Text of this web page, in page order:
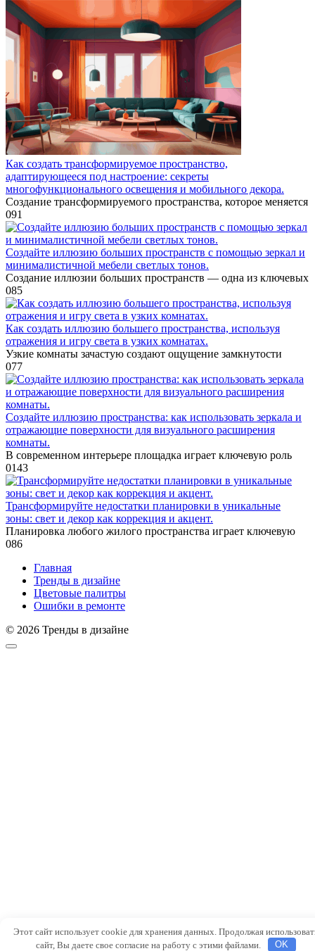
Как создать трансформируемое пространство,
адаптирующееся под настроение: секреты
многофункционального освещения и мобильного декора.
Создание трансформируемого пространства, которое меняется
091
Создайте иллюзию больших пространств с помощью зеркал и
минималистичной мебели светлых тонов.
Создание иллюзии больших пространств — одна из ключевых
085
Как создать иллюзию большего пространства, используя
отражения и игру света в узких комнатах.
Узкие комнаты зачастую создают ощущение замкнутости
077
Создайте иллюзию пространства: как использовать зеркала и
отражающие поверхности для визуального расширения
комнаты.
В современном интерьере площадка играет ключевую роль
0143
Трансформируйте недостатки планировки в уникальные
зоны: свет и декор как коррекция и акцент.
Планировка любого жилого пространства играет ключевую
086
Главная
Тренды в дизайне
Цветовые палитры
Ошибки в ремонте
© 2026 Тренды в дизайне
Этот сайт использует cookie для хранения данных. Продолжая
сайт, Вы даете свое согласие на работу с этими файлами.
OK